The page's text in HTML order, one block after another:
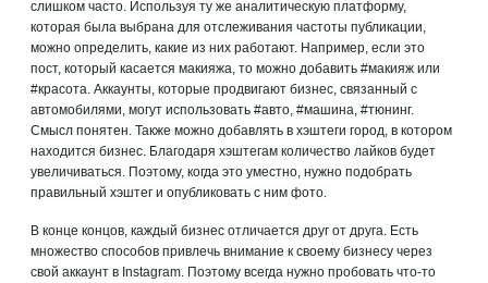
слишком часто. Используя ту же аналитическую платформу,
которая была выбрана для отслеживания частоты публикации,
можно определить, какие из них работают. Например, если это
пост, который касается макияжа, то можно добавить #макияж или
#красота. Аккаунты, которые продвигают бизнес, связанный с
автомобилями, могут использовать #авто, #машина, #тюнинг.
Смысл понятен. Также можно добавлять в хэштеги город, в котором
находится бизнес. Благодаря хэштегам количество лайков будет
увеличиваться. Поэтому, когда это уместно, нужно подобрать
правильный хэштег и опубликовать с ним фото.
В конце концов, каждый бизнес отличается друг от друга. Есть
множество способов привлечь внимание к своему бизнесу через
свой аккаунт в Instagram. Поэтому всегда нужно пробовать что-то